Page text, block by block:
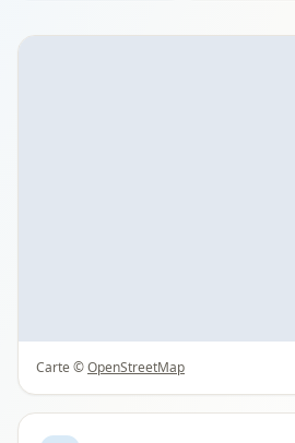
Carte ©OpenStreetMap